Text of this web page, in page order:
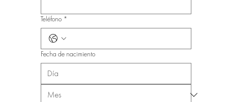
Teléfono *
Fecha de nacimiento